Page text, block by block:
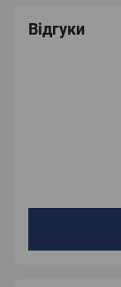
Відгуки